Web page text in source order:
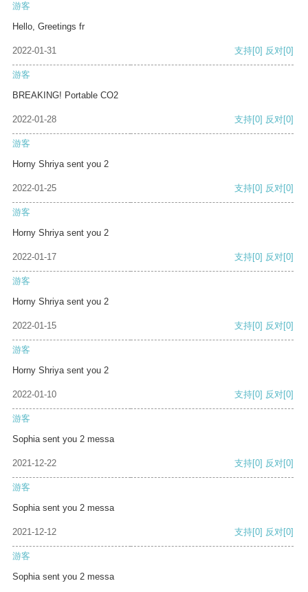
游客
Hello, Greetings fr
2022-01-31 支持[0] 反对[0]
游客
BREAKING! Portable CO2
2022-01-28 支持[0] 反对[0]
游客
Horny Shriya sent you 2
2022-01-25 支持[0] 反对[0]
游客
Horny Shriya sent you 2
2022-01-17 支持[0] 反对[0]
游客
Horny Shriya sent you 2
2022-01-15 支持[0] 反对[0]
游客
Horny Shriya sent you 2
2022-01-10 支持[0] 反对[0]
游客
Sophia sent you 2 messa
2021-12-22 支持[0] 反对[0]
游客
Sophia sent you 2 messa
2021-12-12 支持[0] 反对[0]
游客
Sophia sent you 2 messa